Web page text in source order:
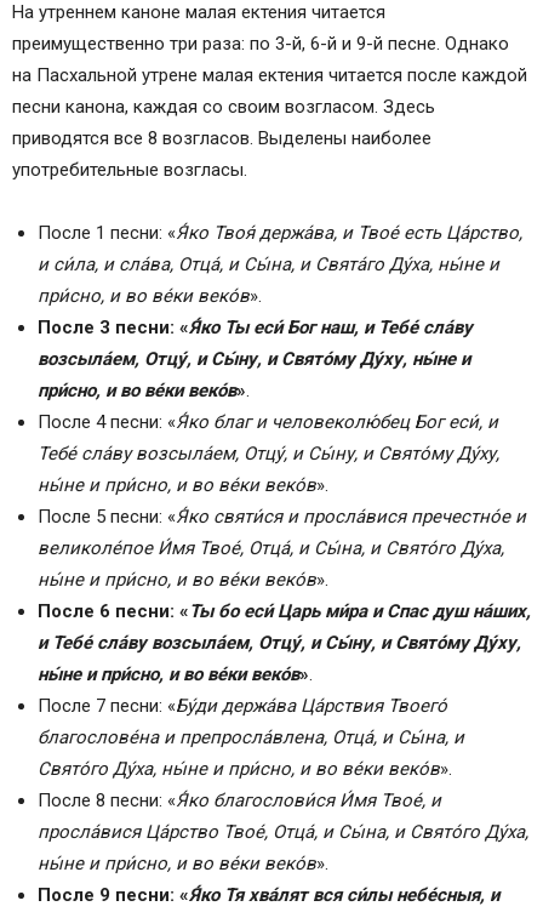
На утреннем каноне малая ектения читается
преимущественно три раза: по 3-й, 6-й и 9-й песне. Однако
на Пасхальной утрене малая ектения читается после каждой
песни канона, каждая со своим возгласом. Здесь
приводятся все 8 возгласов. Выделены наиболее
употребительные возгласы.
После 1 песни: «Я́ко Твоя́ держа́ва, и Твое́ есть Ца́рство,
и си́ла, и сла́ва, Отца́, и Сы́на, и Свята́го Ду́ха, ны́не и
при́сно, и во ве́ки веко́в».
После 3 песни: «Я́ко Ты еси́ Бог наш, и Тебе́ сла́ву
возсыла́ем, Отцу́, и Сы́ну, и Свято́му Ду́ху, ны́не и
при́сно, и во ве́ки веко́в».
После 4 песни: «Я́ко благ и человеколю́бец Бог еси́, и
Тебе́ сла́ву возсыла́ем, Отцу́, и Сы́ну, и Свято́му Ду́ху,
ны́не и при́сно, и во ве́ки веко́в».
После 5 песни: «Я́ко святи́ся и просла́вися пречестно́е и
великоле́пое И́мя Твое́, Отца́, и Сы́на, и Свято́го Ду́ха,
ны́не и при́сно, и во ве́ки веко́в».
После 6 песни: «Ты бо еси́ Царь ми́ра и Спас душ на́ших,
и Тебе́ сла́ву возсыла́ем, Отцу́, и Сы́ну, и Свято́му Ду́ху,
ны́не и при́сно, и во ве́ки веко́в».
После 7 песни: «Бу́ди держа́ва Ца́рствия Твоего́
благослове́на и препросла́влена, Отца́, и Сы́на, и
Свято́го Ду́ха, ны́не и при́сно, и во ве́ки веко́в».
После 8 песни: «Я́ко благослови́ся И́мя Твое́, и
просла́вися Ца́рство Твое́, Отца́, и Сы́на, и Свято́го Ду́ха,
ны́не и при́сно, и во ве́ки веко́в».
После 9 песни: «Я́ко Тя хва́лят вся си́лы небе́сныя, и